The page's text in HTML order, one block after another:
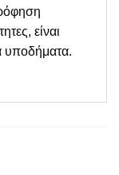
είναι
υποδήματα.